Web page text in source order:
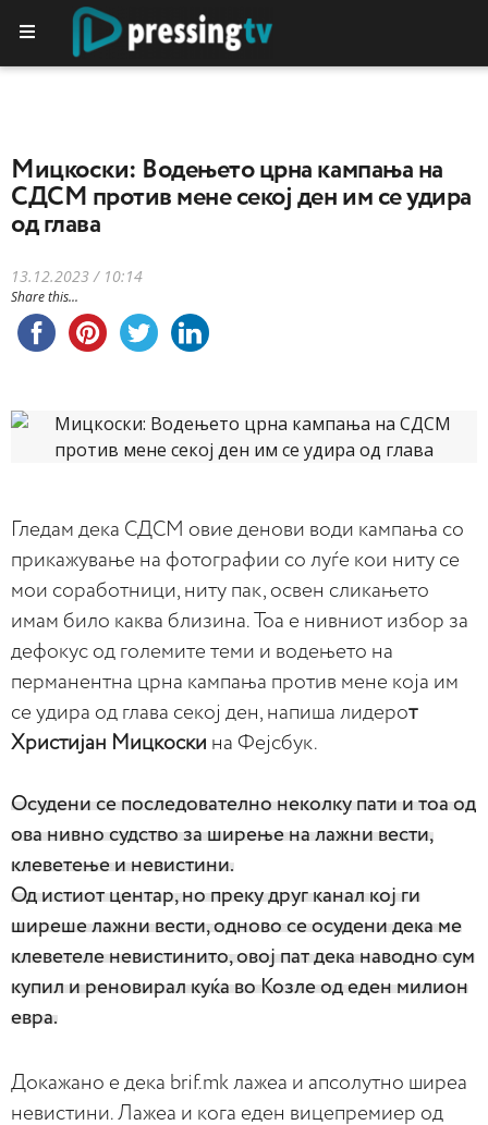
Mицкоски: Водењето црна кампања на
СДСM против мене секој ден им се удира
од глава
13.12.2023 / 10:14
Share this...
Гледам дека СДСМ овие денови води кампања со
прикажување на фотографии со луѓе кои ниту се
мои соработници, ниту пак, освен сликањето
имам било каква близина. Тоа е нивниот избор за
дефокус од големите теми и водењето на
перманентна црна кампања против мене која им
се удира од глава секој ден, напиша лидерот
Христијан Мицкоски на Фејсбук.
Осудени се последователно неколку пати и тоа од
ова нивно судство за ширење на лажни вести,
клеветење и невистини.
Од истиот центар, но преку друг канал кој ги
ширеше лажни вести, одново се осудени дека ме
клеветеле невистинито, овој пат дека наводно сум
купил и реновирал куќа во Козле од еден милион
евра.
Докажано е дека brif.mk лажеа и апсолутно ширеа
невистини. Лажеа и кога еден вицепремиер од